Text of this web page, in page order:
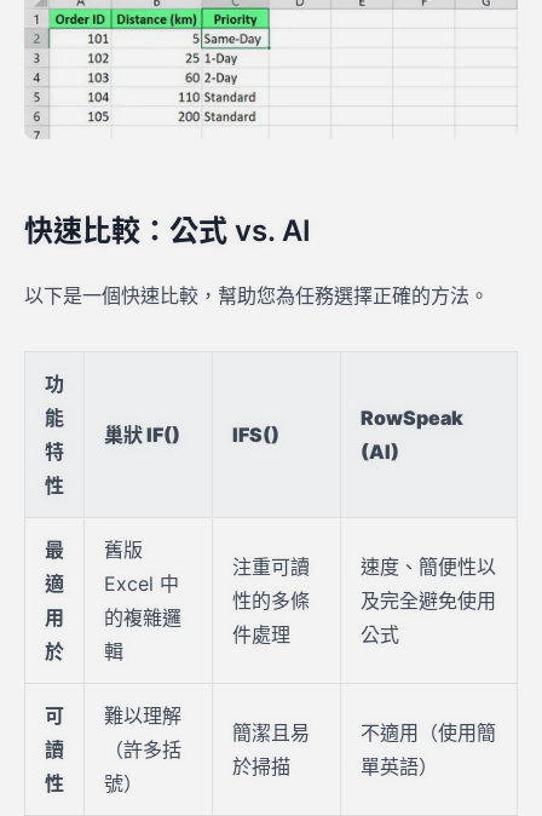
快速比較：公式 vs. AI
以下是一個快速比較，幫助您為任務選擇正確的方法。
功
能
特
性
巢狀 IF() IFS()
RowSpeak
(AI)
最
適
用
於
舊版
Excel 中
的複雜邏
輯
注重可讀
性的多條
件處理
速度、簡便性以
及完全避免使用
公式
可
讀
性
難以理解
（許多括
號）
簡潔且易
於掃描
不適用（使用簡
單英語）